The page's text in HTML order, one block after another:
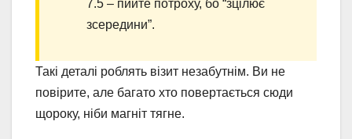
7.5 – пийте потроху, бо “зцілює
зсередини”.
Такі деталі роблять візит незабутнім. Ви не
повірите, але багато хто повертається сюди
щороку, ніби магніт тягне.